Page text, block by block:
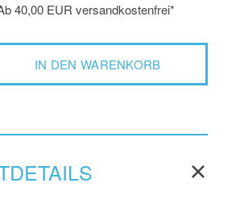
40,00 EUR versandkostenfrei*
IN DEN WARENKORB